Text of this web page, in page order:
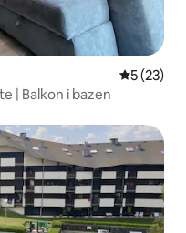
Prosječna
5 (23)
| Balkon i bazen
„Odabrali gosti”